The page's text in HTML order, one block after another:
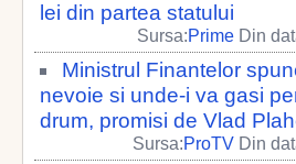
lei din partea statului
Sursa:Prime Din
Ministrul Finantelor
nevoie si unde-i va gasi
drum, promisi de Vlad
Sursa:ProTV Din